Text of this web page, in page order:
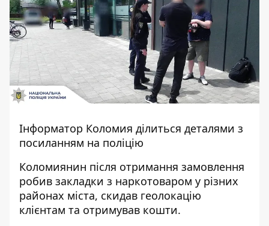
Інформатор Коломия ділиться деталями з
посиланням на поліцію
Коломиянин після отримання замовлення
робив закладки з наркотоваром у різних
районах міста, скидав геолокацію
клієнтам та отримував кошти.